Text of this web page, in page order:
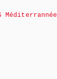
Méditerrannée